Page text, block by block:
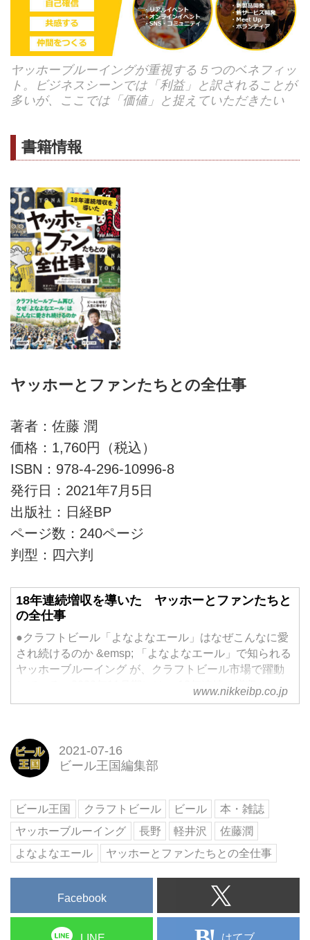
ヤッホーブルーイングが重視する５つのベネフィッ
ト。ビジネスシーンでは「利益」と訳されることが
多いが、ここでは「価値」と捉えていただきたい
書籍情報
ヤッホーとファンたちとの全仕事
著者：佐藤 潤
価格：1,760円（税込）
ISBN：978-4-296-10996-8
発行日：2021年7月5日
出版社：日経BP
ページ数：240ページ
判型：四六判
18年連続増収を導いた ヤッホーとファンたちと
の全仕事
●クラフトビール「よなよなエール」はなぜこんなに愛
され続けるのか &emsp; 「よなよなエール」で知られる
ヤッホーブルーイング が、クラフトビール市場で躍動
している。2020年11月期には、 18年連続で増収
www.nikkeibp.co.jp
2021-07-16
ビール王国編集部
ビール王国 クラフトビール ビール
本・雑誌
ヤッホーブルーイング
長野 軽井沢
佐藤潤
よなよなエール
ヤッホーとファンたちとの全仕事
Facebook